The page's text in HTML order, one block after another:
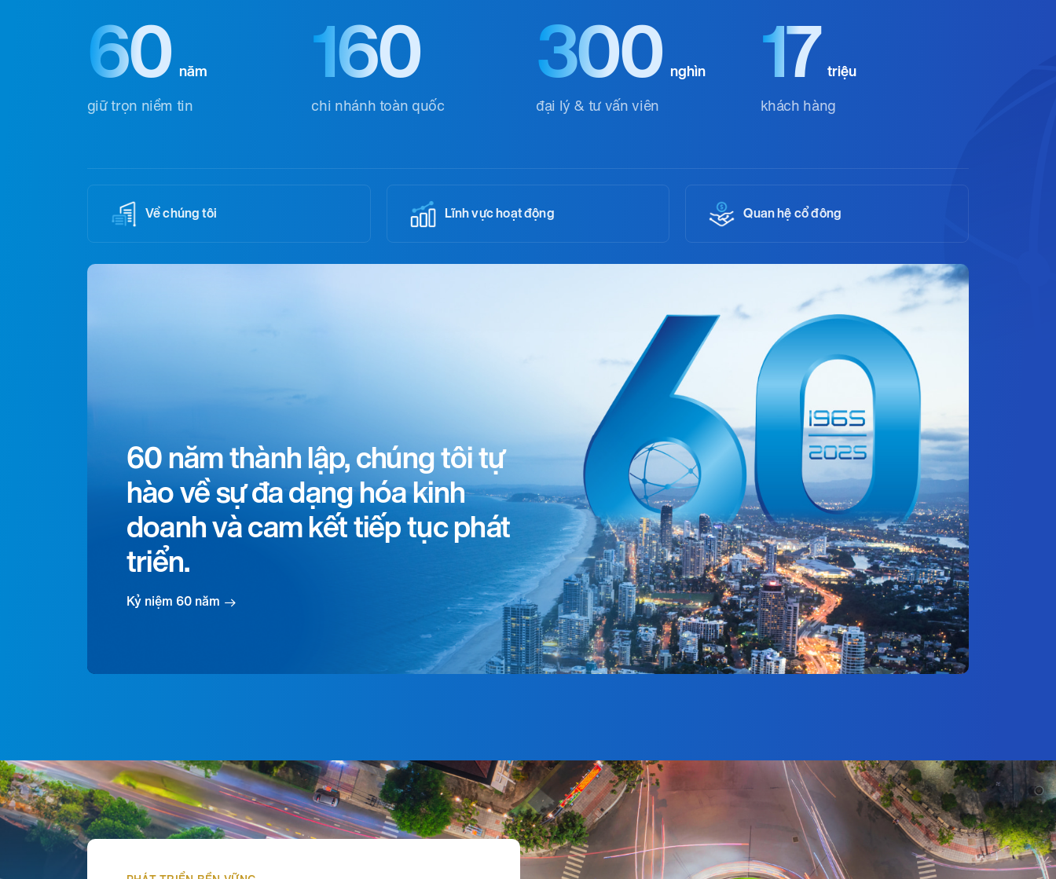
60 năm
giữ trọn niềm tin
160
chi nhánh toàn quốc
300 nghìn
đại lý & tư vấn viên
17 triệu
khách hàng
Về chúng tôi Lĩnh vực hoạt động Quan hệ cổ đông
60 năm thành lập, chúng tôi tự
hào về sự đa dạng hóa kinh
doanh và cam kết tiếp tục phát
triển.
Kỷ niệm 60 năm